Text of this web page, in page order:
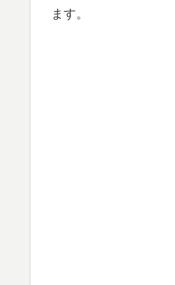
ます。